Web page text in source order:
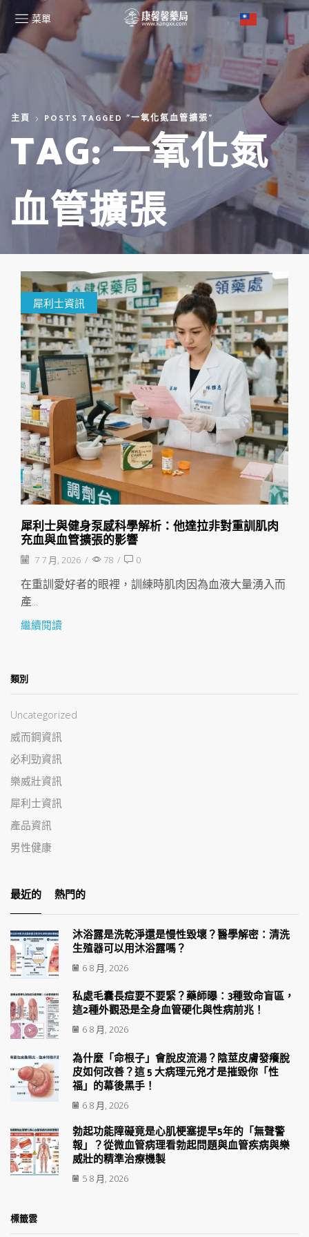
菜單
主頁 POSTS TAGGED "一氧化氮血管擴張"
TAG: 一氧化氮
血管擴張
犀利士資訊
犀利士與健身泵感科學解析：他達拉非對重訓肌肉
充血與血管擴張的影響
7 7 月, 2026 / 78 / 0
在重訓愛好者的眼裡，訓練時肌肉因為血液大量湧入而
產...
繼續閱讀
類別
Uncategorized
威而鋼資訊
必利勁資訊
樂威壯資訊
犀利士資訊
產品資訊
男性健康
最近的 熱門的
沐浴露是洗乾淨還是慢性毀壞？醫學解密：清洗
生殖器可以用沐浴露嗎？
6 8 月, 2026
私處毛囊長痘要不要緊？藥師曝：3種致命盲區，
這2種外觀恐是全身血管硬化與性病前兆！
6 8 月, 2026
為什麼「命根子」會脫皮流湯？陰莖皮膚發癢脫
皮如何改善？這 5 大病理元兇才是摧毀你「性
福」的幕後黑手！
6 8 月, 2026
勃起功能障礙竟是心肌梗塞提早5年的「無聲警
報」？從微血管病理看勃起問題與血管疾病與樂
威壯的精準治療機製
5 8 月, 2026
標籤雲